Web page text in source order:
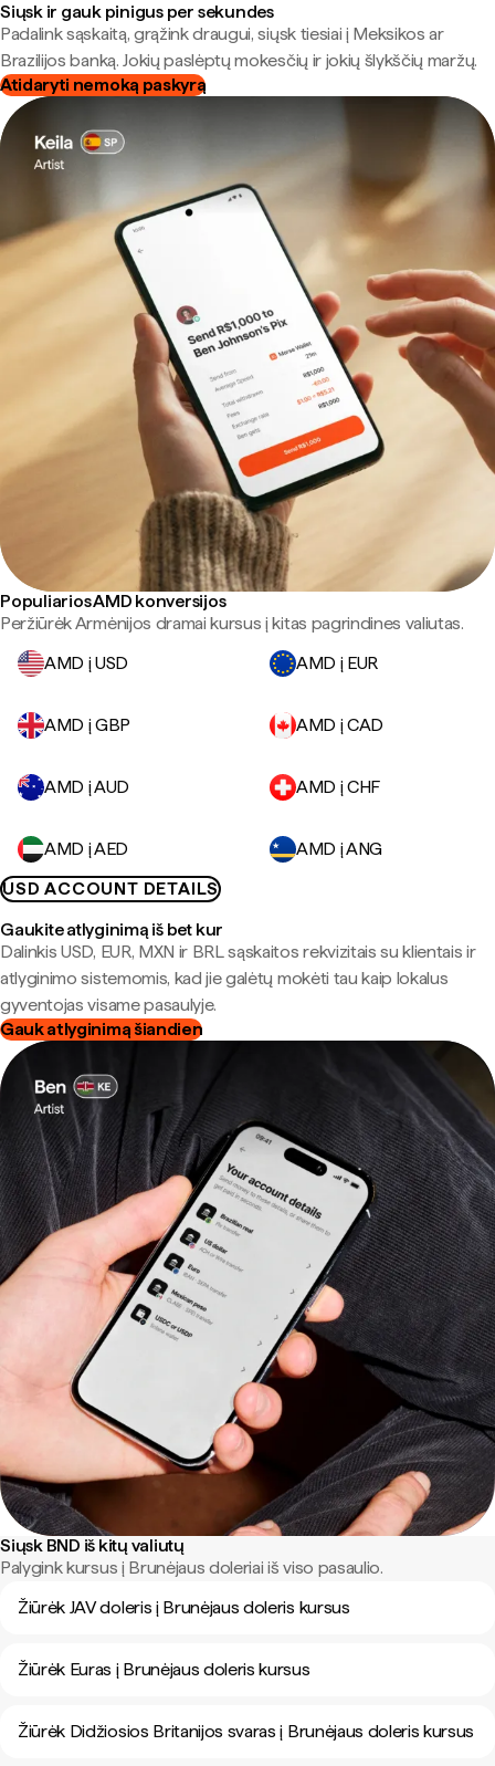
Siųsk ir gauk pinigus per sekundes
Padalink sąskaitą, grąžink draugui, siųsk tiesiai į Meksikos ar
Brazilijos banką. Jokių paslėptų mokesčių ir jokių šlykščių maržų.
Atidaryti nemoką paskyrą
Populiarios AMD konversijos
Peržiūrėk Armėnijos dramai kursus į kitas pagrindines valiutas.
AMD į USD
AMD į EUR
AMD į GBP AMD į CAD
AMD į AUD AMD į CHF
AMD į AED
AMD į ANG
USD ACCOUNT DETAILS
Gaukite atlyginimą iš bet kur
Dalinkis USD, EUR, MXN ir BRL sąskaitos rekvizitais su klientais ir
atlyginimo sistemomis, kad jie galėtų mokėti tau kaip lokalus
gyventojas visame pasaulyje.
Gauk atlyginimą šiandien
Siųsk BND iš kitų valiutų
Palygink kursus į Brunėjaus doleriai iš viso pasaulio.
Žiūrėk JAV doleris į Brunėjaus doleris kursus
Žiūrėk Euras į Brunėjaus doleris kursus
Žiūrėk Didžiosios Britanijos svaras į Brunėjaus doleris kursus